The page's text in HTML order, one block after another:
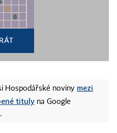
Hospodářské noviny mezi
tituly na Google